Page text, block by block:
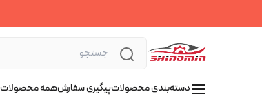
دسته‌بندی محصولاتپیگیری سفارشهمه محصولات